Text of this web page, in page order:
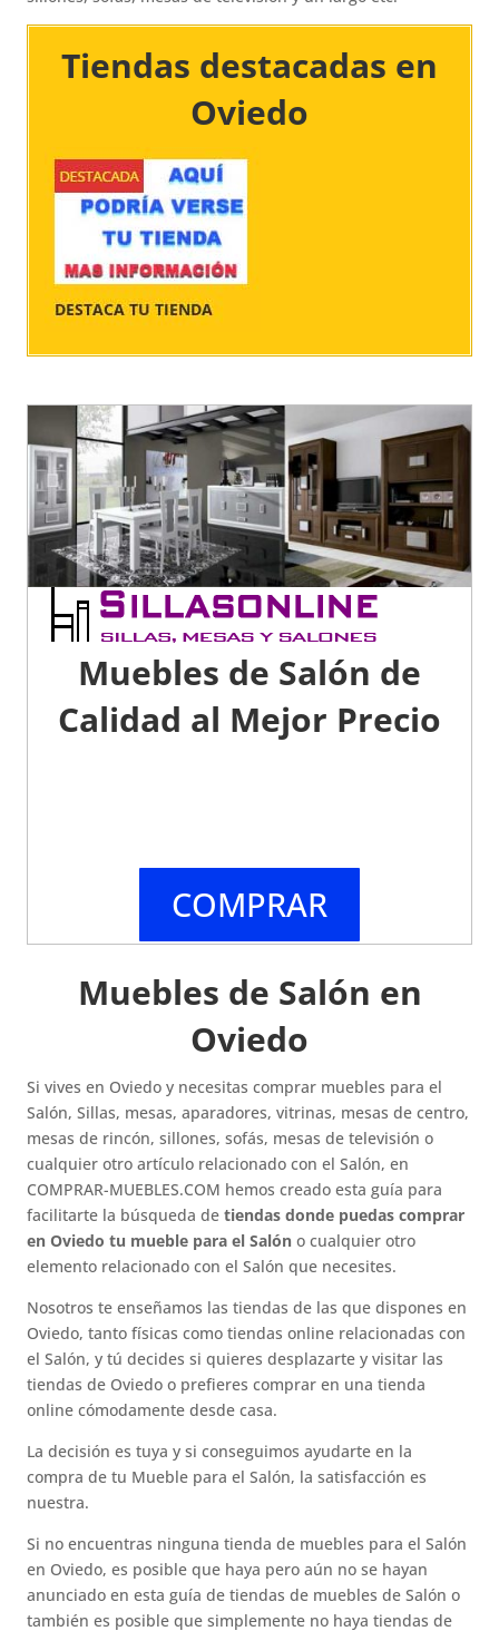
Tiendas destacadas en
Oviedo​​​​​​​
Muebles de Salón de
Calidad al Mejor Precio
COMPRAR
Muebles de Salón en
Oviedo
Si vives en Oviedo y necesitas comprar muebles para el
Salón, Sillas, mesas, aparadores, vitrinas, mesas de centro,
mesas de rincón, sillones, sofás, mesas de televisión o
cualquier otro artículo relacionado con el Salón, en
COMPRAR-MUEBLES.COM hemos creado esta guía para
facilitarte la búsqueda detiendas donde puedas comprar
en Oviedo tu mueble para el Salóno cualquier otro
elemento relacionado con el Salón que necesites.
Nosotros te enseñamos las tiendas de las que dispones en
Oviedo, tanto físicas como tiendas online relacionadas con
el Salón, y tú decides si quieres desplazarte y visitar las
tiendas de Oviedo o prefieres comprar en una tienda
online cómodamente desde casa.
La decisión es tuya y si conseguimos ayudarte en la
compra de tu Mueble para el Salón, la satisfacción es
nuestra.
Si no encuentras ninguna tienda de muebles para el Salón
en Oviedo, es posible que haya pero aún no se hayan
anunciado en esta guía de tiendas de muebles de Salón o
también es posible que simplemente no haya tiendas de